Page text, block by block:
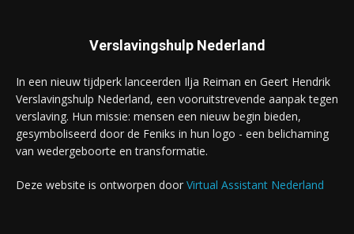
Verslavingshulp Nederland
In een nieuw tijdperk lanceerden Ilja Reiman en Geert Hendrik
Verslavingshulp Nederland, een vooruitstrevende aanpak tegen
verslaving. Hun missie: mensen een nieuw begin bieden,
gesymboliseerd door de Feniks in hun logo - een belichaming
van wedergeboorte en transformatie.
Deze website is ontworpen door Virtual Assistant Nederland